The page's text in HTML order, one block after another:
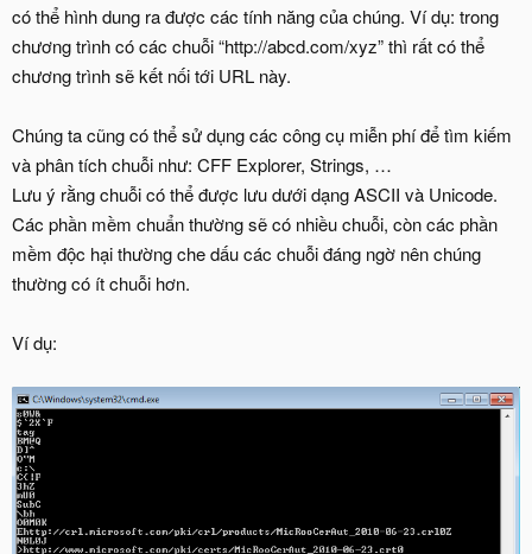
có thể hình dung ra được các tính năng của chúng. Ví dụ: trong
chương trình có các chuỗi “http://abcd.com/xyz” thì rất có thể
chương trình sẽ kết nối tới URL này.
Chúng ta cũng có thể sử dụng các công cụ miễn phí để tìm kiếm
và phân tích chuỗi như: CFF Explorer, Strings, …
Lưu ý rằng chuỗi có thể được lưu dưới dạng ASCII và Unicode.
Các phần mềm chuẩn thường sẽ có nhiều chuỗi, còn các phần
mềm độc hại thường che dấu các chuỗi đáng ngờ nên chúng
thường có ít chuỗi hơn.
Ví dụ: